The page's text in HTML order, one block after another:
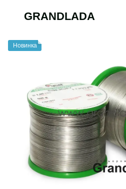
GRANDLADA
Новинка